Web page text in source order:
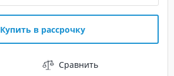
Купить в рассрочку
Сравнить